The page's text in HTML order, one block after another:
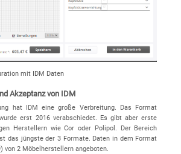
mit IDM Daten
Akzeptanz von IDM
hat IDM eine große Verbreitung. Das Format
erst 2016 verabschiedet. Es gibt aber erste
Herstellern wie Cor oder Polipol. Der Bereich
das jüngste der 3 Formate. Daten in dem Format
von 2 Möbelherstellern angeboten.